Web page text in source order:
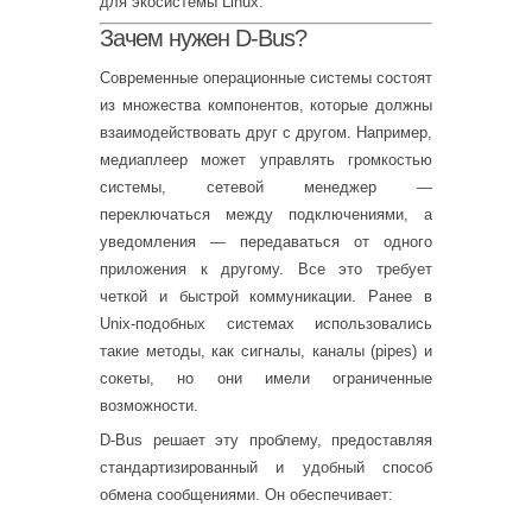
Зачем нужен D-Bus?
Современные операционные системы состоят
из множества компонентов, которые должны
взаимодействовать друг с другом. Например,
медиаплеер может управлять громкостью
системы, сетевой менеджер —
переключаться между подключениями, а
уведомления — передаваться от одного
приложения к другому. Все это требует
четкой и быстрой коммуникации. Ранее в
Unix-подобных системах использовались
такие методы, как сигналы, каналы (pipes) и
сокеты, но они имели ограниченные
возможности.
D-Bus решает эту проблему, предоставляя
стандартизированный и удобный способ
обмена сообщениями. Он обеспечивает: